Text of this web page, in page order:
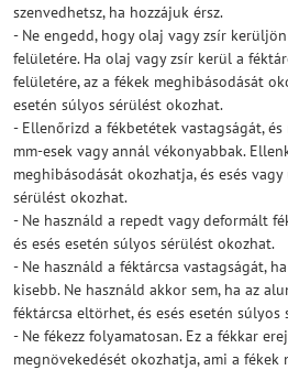
szenvedhetsz, ha hozzájuk érsz.
- Ne engedd, hogy olaj vagy zsír
felületére. Ha olaj vagy zsír kerül a
felületére, az a fékek meghibásodását
esetén súlyos sérülést okozhat.
- Ellenőrizd a fékbetétek vastagságát,
mm-esek vagy annál vékonyabbak.
meghibásodását okozhatja, és esés
sérülést okozhat.
- Ne használd a repedt vagy deformált
és esés esetén súlyos sérülést okozhat.
- Ne használd a féktárcsa vastagságát,
kisebb. Ne használd akkor sem, ha az
féktárcsa eltörhet, és esés esetén
- Ne fékezz folyamatosan. Ez a fékkar
megnövekedését okozhatja, ami a fékek